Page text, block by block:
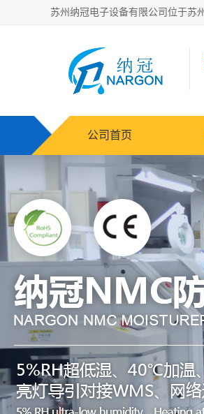
公司首页